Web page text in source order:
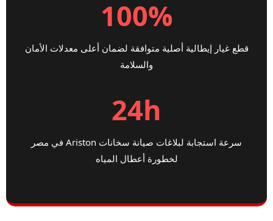
100%
قطع غيار إيطالية أصلية متوافقة لضمان أعلى معدلات الأمان
والسلامة
24h
سرعة استجابة لبلاغات صيانة سخانات Ariston في مصر
لخطورة أعطال المياه